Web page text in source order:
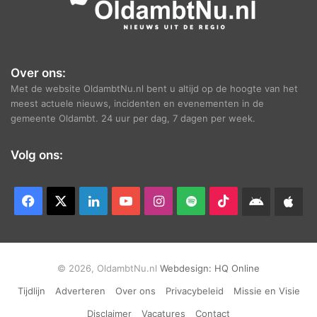
Over ons:
Met de website OldambtNu.nl bent u altijd op de hoogte van het
meest actuele nieuws, incidenten en evenementen in de
gemeente Oldambt. 24 uur per dag, 7 dagen per week.
Volg ons:
Facebook LinkedInYouTubeInstagram
Spotify TikTokAndroid
© 2026, OldambtNu.nl Webdesign: HQ Online
Tijdlijn
Adverteren Over ons Privacybeleid
Missie en Visie
Disclaimer
Vacatures Contact